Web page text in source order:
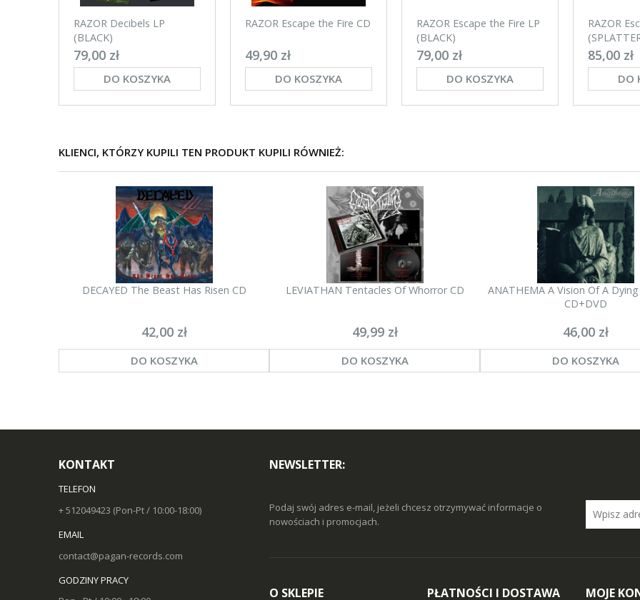
RAZOR Decibels LP
(BLACK)
79,00 zł
DO KOSZYKA
RAZOR Escape the Fire CD
49,90 zł
DO KOSZYKA
RAZOR Escape the Fire LP
(BLACK)
79,00 zł
DO KOSZYKA
RAZOR
85,00 zł
DO
KLIENCI, KTÓRZY KUPILI TEN PRODUKT KUPILI RÓWNIEŻ:
DECAYED The Beast Has Risen CD
42,00 zł
DO KOSZYKA
LEVIATHAN Tentacles Of Whorror CD
49,99 zł
DO KOSZYKA
ANATHEMA A Vision Of A
CD+DVD
46,00 zł
DO KOSZYKA
KONTAKT
TELEFON
+ 512049423 (Pon-Pt / 10:00-18:00)
EMAIL
contact@pagan-records.com
GODZINY PRACY
NEWSLETTER:
Podaj swój adres e-mail, jeżeli chcesz otrzymywać informacje o
nowościach i promocjach.
O SKLEPIE PŁATNOŚCI I DOSTAWA MOJE